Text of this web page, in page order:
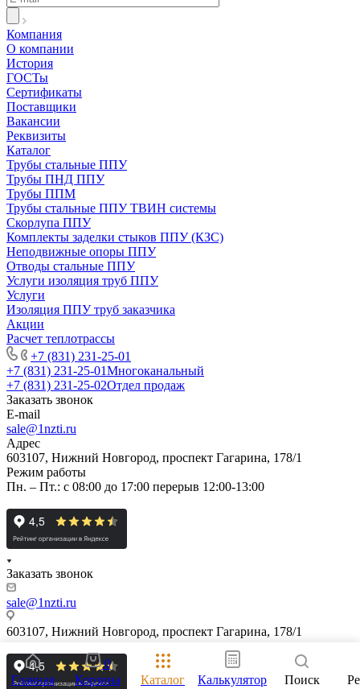
Компания
О компании
История
ГОСТы
Сертификаты
Поставщики
Вакансии
Реквизиты
Каталог
Трубы стальные ППУ
Трубы ПНД ППУ
Трубы ППМ
Трубы стальные ППУ ТВИН системы
Скорлупа ППУ
Комплекты заделки стыков ППУ (КЗС)
Неподвижные опоры ППУ
Отводы стальные ППУ
Услуги изоляция труб ППУ
Услуги
Изоляция ППУ труб заказчика
Акции
Расчет теплотрассы
+7 (831) 231-25-01
+7 (831) 231-25-01Многоканальный
+7 (831) 231-25-02Отдел продаж
Заказать звонок
E-mail
sale@1nzti.ru
Адрес
603107, Нижний Новгород, проспект Гагарина, 178/1
Режим работы
Пн. – Пт.: с 08:00 до 17:00 перерыв 12:00-13:00
Заказать звонок
sale@1nzti.ru
603107, Нижний Новгород, проспект Гагарина, 178/1
Главная
0
Корзина
Каталог Калькулятор Поиск